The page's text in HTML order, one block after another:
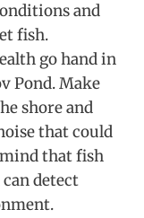
and
fish.
go hand in
Pond. Make
shore and
that could
mind that fish
can detect